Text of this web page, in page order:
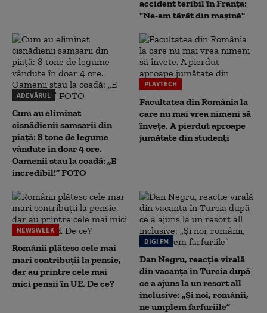
accident teribil în Franța:
"Ne-am târât din mașină"
ADEVĂRUL
Cum au eliminat
cisnădienii samsarii din
piață: 8 tone de legume
vândute în doar 4 ore.
Oamenii stau la coadă: „E
incredibil!” FOTO
PLAYTECH
Facultatea din România la
care nu mai vrea nimeni să
înveţe. A pierdut aproape
jumătate din studenţi
NEWSWEEK
Românii plătesc cele mai
mari contribuții la pensie,
dar au printre cele mai
mici pensii în UE. De ce?
DIGI FM
Dan Negru, reacție virală
din vacanța în Turcia după
ce a ajuns la un resort all
inclusive: „Și noi, românii,
ne umplem farfuriile”